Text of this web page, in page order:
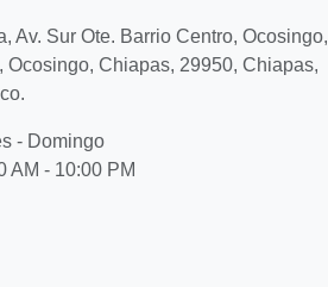
Av. Sur Ote. Barrio Centro, Ocosingo,
Ocosingo, Chiapas, 29950, Chiapas,
- Domingo
AM - 10:00 PM